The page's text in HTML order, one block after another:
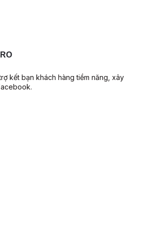
kết bạn khách hàng tiềm năng, xây